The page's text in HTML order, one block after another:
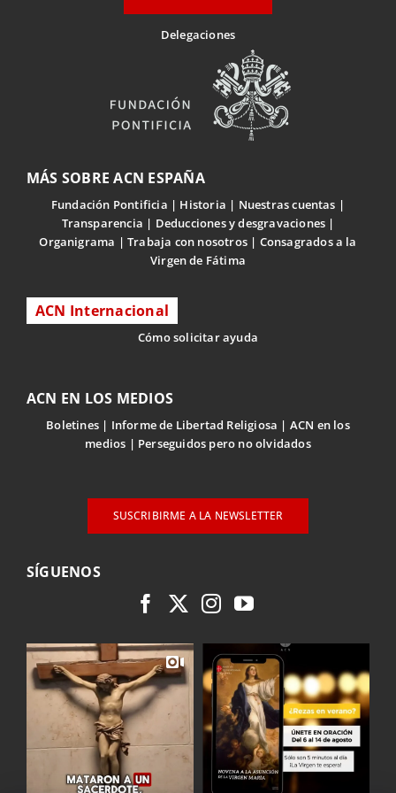
Delegaciones
MÁS SOBRE ACN ESPAÑA
Fundación Pontificia Historia
Nuestras cuentas
Transparencia
Deducciones y desgravaciones
Organigrama
Trabaja con nosotros
Consagrados a la
Virgen de Fátima
ACN Internacional
Cómo solicitar ayuda
ACN EN LOS MEDIOS
Boletines Informe de Libertad Religiosa
ACN en los
medios
Perseguidos pero no olvidados
SUSCRIBIRME A LA NEWSLETTER
SÍGUENOS